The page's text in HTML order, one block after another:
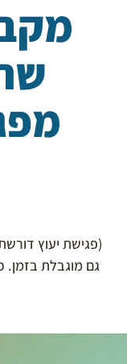
(פגישת יעוץ
גם מוגבלת